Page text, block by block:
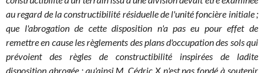
au regard de la constructibilité résiduelle de l'unité foncière initiale ;
que l'abrogation de cette disposition n'a pas eu pour effet de
remettre en cause les règlements des plans d'occupation des sols qui
prévoient des règles de constructibilité inspirées de ladite
disposition abrogée ; qu'ainsi M. Cédric X n'est pas fondé à soutenir